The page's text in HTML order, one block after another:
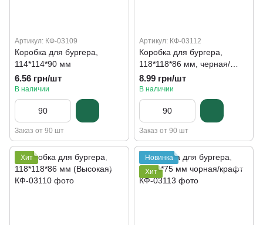
Артикул: КФ-03109
Коробка для бургера,
114*114*90 мм
6.56 грн/шт
В наличии
Заказ от 90 шт
Артикул: КФ-03112
Коробка для бургера,
118*118*86 мм, черная/
крафт
8.99 грн/шт
В наличии
Заказ от 90 шт
Хит
Новинка
Хит